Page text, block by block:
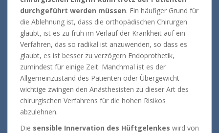
durchgeführt werden müssen. Ein häufiger Grund für
die Ablehnung ist, dass die orthopädischen Chirurgen
glaubt, ist es zu früh im Verlauf der Krankheit auf ein
Verfahren, das so radikal ist anzuwenden, so dass es
glaubt, es ist besser zu verzögern Endoprothetik,
zumindest für einige Zeit. Manchmal ist es der
Allgemeinzustand des Patienten oder Übergewicht
wichtige zwingen den Anästhesisten zu dieser Art des
chirurgischen Verfahrens für die hohen Risikos
abzulehnen.
Die sensible Innervation des Hüftgelenkes wird von